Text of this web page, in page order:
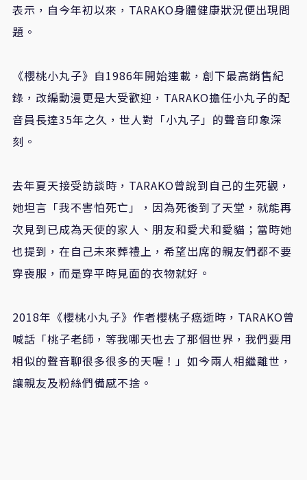
表示，自今年初以來，TARAKO身體健康狀況便出現問
題。
《櫻桃小丸子》自1986年開始連載，創下最高銷售紀
錄，改編動漫更是大受歡迎，TARAKO擔任小丸子的配
音員長達35年之久，世人對「小丸子」的聲音印象深
刻。
去年夏天接受訪談時，TARAKO曾說到自己的生死觀，
她坦言「我不害怕死亡」，因為死後到了天堂，就能再
次見到已成為天使的家人、朋友和愛犬和愛貓；當時她
也提到，在自己未來葬禮上，希望出席的親友們都不要
穿喪服，而是穿平時見面的衣物就好。
2018年《櫻桃小丸子》作者櫻桃子癌逝時，TARAKO曾
喊話「桃子老師，等我哪天也去了那個世界，我們要用
相似的聲音聊很多很多的天喔！」如今兩人相繼離世，
讓親友及粉絲們備感不捨。